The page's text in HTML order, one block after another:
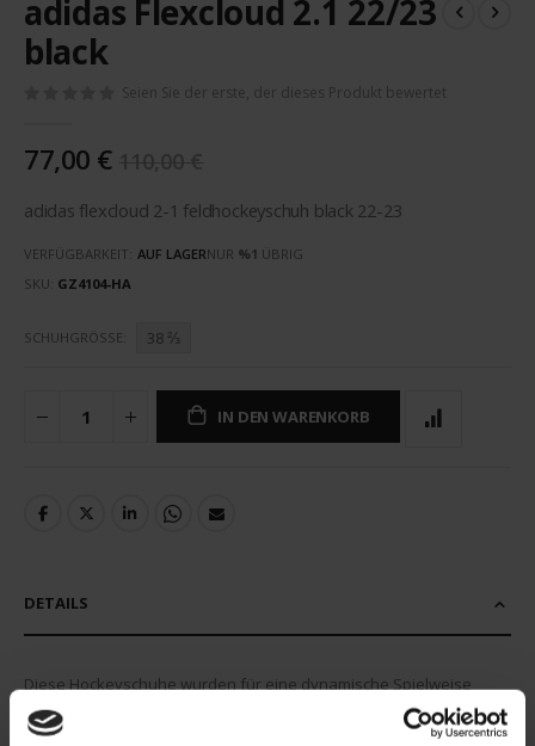
Anfang
der
Bildergalerie
adidas Flexcloud 2.1 22/23
black
Seien Sie der erste, der dieses Produkt bewertet
77,00 €
adidas flexcloud 2-1 feldhockeyschuh black 22-23
VERFÜGBARKEIT: AUF LAGERNUR %1 ÜBRIG
SKU GZ4104-HA
SCHUHGRÖSSE 38 ⅔
IN DEN WARENKORB
DETAILS
Diese Hockeyschuhe wurden für eine dynamische Spielweise
entwickelt und bieten eine bequeme, stützende Passform sowie
ein elegantes, atmungsaktives Primegreen-Mesh-Obermaterial